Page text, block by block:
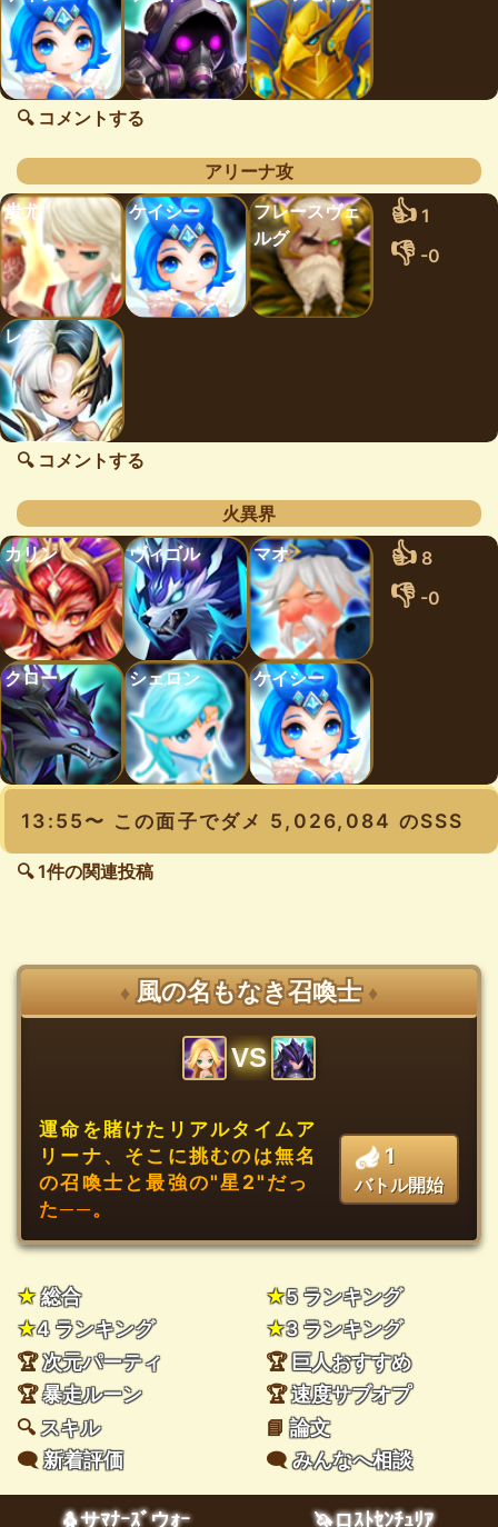
🔍 コメントする
アリーナ攻
蚩尤
ケイシー
フレースヴェ
ルグ
👍 1
👎 -0
レア
🔍 コメントする
火異界
カリン
ヴィゴル マオ 👍 8
👎 -0
クロー シェロン ケイシー
13:55〜 この面子でダメ 5,026,084 のSSS
🔍 1件の関連投稿
♦ 風の名もなき召喚士 ♦
VS
運命を賭けたリアルタイムア
リーナ、そこに挑むのは無名
の召喚士と最強の"星2"だっ
た──。
1
バトル開始
★総合 ★5 ランキング
★4 ランキング ★3 ランキング
🏆次元パーティ 🏆巨人おすすめ
🏆暴走ルーン 🏆速度サブオプ
🔍スキル 📘論文
🗨️新着評価 🗨️みんなへ相談
🐧サﾏﾅｰｽﾞウｫｰ 🦄ロｽﾄｾﾝﾁｭﾘｱ